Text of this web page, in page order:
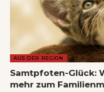
AUS DER REGION
Samtpfoten-Glück:
mehr zum